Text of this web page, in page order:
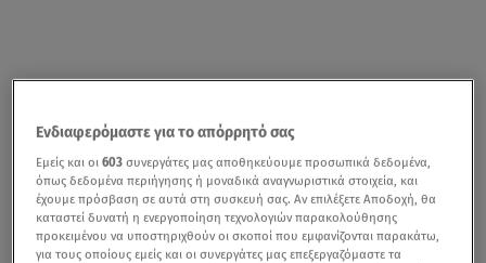
Ενδιαφερόμαστε για το απόρρητό σας
Εμείς και οι603 συνεργάτες μας αποθηκεύουμε προσωπικά δεδομένα,
όπως δεδομένα περιήγησης ή μοναδικά αναγνωριστικά στοιχεία, και
έχουμε πρόσβαση σε αυτά στη συσκευή σας. Αν επιλέξετε Αποδοχή, θα
καταστεί δυνατή η ενεργοποίηση τεχνολογιών παρακολούθησης
προκειμένου να υποστηριχθούν οι σκοποί που εμφανίζονται παρακάτω,
για τους οποίους εμείς και οι συνεργάτες μας επεξεργαζόμαστε τα